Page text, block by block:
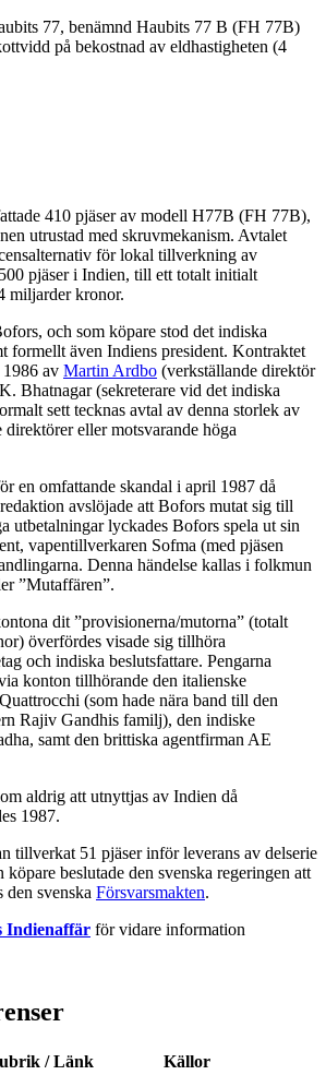
77, benämnd Haubits 77 B (FH 77B)
på bekostnad av eldhastigheten (4
410 pjäser av modell H77B (FH 77B),
utrustad med skruvmekanism. Avtalet
för lokal tillverkning av
pjäser i Indien, till ett totalt initialt
miljarder kronor.
och som köpare stod det indiska
formellt även Indiens president. Kontraktet
1986 av Martin Ardbo (verkställande direktör
Bhatnagar (sekreterare vid det indiska
sett tecknas avtal av denna storlek av
direktörer eller motsvarande höga
en omfattande skandal i april 1987 då
avslöjade att Bofors mutat sig till
utbetalningar lyckades Bofors spela ut sin
vapentillverkaren Sofma (med pjäsen
Denna händelse kallas i folkmun
”Mutaffären”.
dit ”provisionerna/mutorna” (totalt
överfördes visade sig tillhöra
och indiska beslutsfattare. Pengarna
konton tillhörande den italienske
(som hade nära band till den
Rajiv Gandhis familj), den indiske
samt den brittiska agentfirman AE
aldrig att utnyttjas av Indien då
1987.
tillverkat 51 pjäser inför leverans av delserie
köpare beslutade den svenska regeringen att
den svenska Försvarsmakten.
Indienaffär för vidare information
/ Länk
Källor